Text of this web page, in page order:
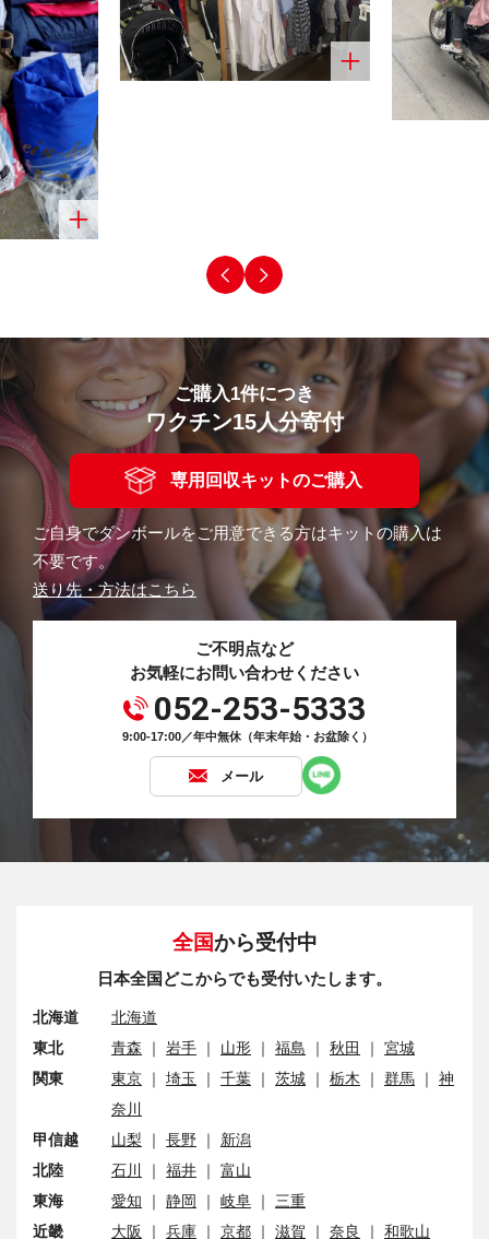
ご購入1件につき
ワクチン15人分寄付
専用回収キットのご購入
ご自身でダンボールをご用意できる方はキットの購入は
不要です。
送り先・方法はこちら
ご不明点など
お気軽にお問い合わせください
052-253-5333
9:00-17:00／年中無休（年末年始・お盆除く）
メール
全国から受付中
日本全国どこからでも受付いたします。
北海道
北海道
東北
青森 ｜ 岩手 ｜ 山形 ｜ 福島 ｜ 秋田 ｜ 宮城
関東
東京 ｜ 埼玉 ｜ 千葉 ｜ 茨城 ｜ 栃木 ｜ 群馬 ｜ 神
奈川
甲信越
山梨 ｜ 長野 ｜ 新潟
北陸
石川 ｜ 福井 ｜ 富山
東海
愛知 ｜ 静岡 ｜ 岐阜 ｜ 三重
近畿
大阪 ｜ 兵庫 ｜ 京都 ｜ 滋賀 ｜ 奈良 ｜ 和歌山